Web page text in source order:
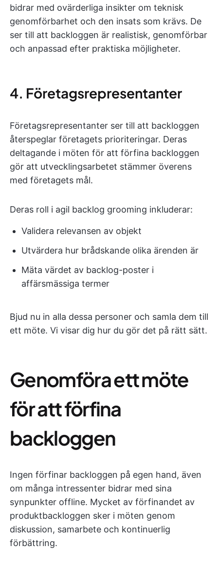
bidrar med ovärderliga insikter om teknisk
genomförbarhet och den insats som krävs. De
ser till att backloggen är realistisk, genomförbar
och anpassad efter praktiska möjligheter.
4. Företagsrepresentanter
Företagsrepresentanter ser till att backloggen
återspeglar företagets prioriteringar. Deras
deltagande i möten för att förfina backloggen
gör att utvecklingsarbetet stämmer överens
med företagets mål.
Deras roll i agil backlog grooming inkluderar:
Validera relevansen av objekt
Utvärdera hur brådskande olika ärenden är
Mäta värdet av backlog-poster i
affärsmässiga termer
Bjud nu in alla dessa personer och samla dem till
ett möte. Vi visar dig hur du gör det på rätt sätt.
Genomföra ett möte
för att förfina
backloggen
Ingen förfinar backloggen på egen hand, även
om många intressenter bidrar med sina
synpunkter offline. Mycket av förfinandet av
produktbackloggen sker i möten genom
diskussion, samarbete och kontinuerlig
förbättring.